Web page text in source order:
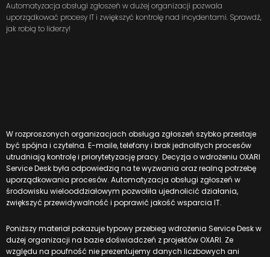
Automatyzacja obsługi zgłoszeń w dużej organizacji pozwala
uporządkować procesy IT i zwiększyć kontrolę nad incydentami. Sprawdź,
jak robią to liderzy!
W rozproszonych organizacjach obsługa zgłoszeń szybko przestaje
być spójna i czytelna. E-maile, telefony i brak jednolitych procesów
utrudniają kontrolę i priorytetyzację pracy. Decyzja o wdrożeniu OXARI
Service Desk była odpowiedzią na te wyzwania oraz realną potrzebę
uporządkowania procesów. Automatyzacja obsługi zgłoszeń w
środowisku wielooddziałowym pozwoliła ujednolicić działania,
zwiększyć przewidywalność i poprawić jakość wsparcia IT.
Poniższy materiał pokazuje typowy przebieg wdrożenia Service Desk w
dużej organizacji na bazie doświadczeń z projektów OXARI. Ze
względu na poufność nie prezentujemy danych liczbowych ani